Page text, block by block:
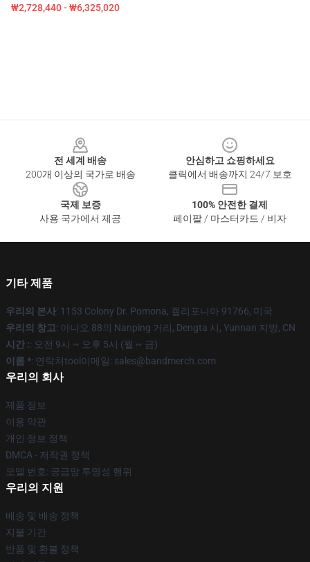
₩2,728,440 - ₩6,325,020
전 세계 배송
200개 이상의 국가로 배송
안심하고 쇼핑하세요
클릭에서 배송까지 24/7 보호
국제 보증
사용 국가에서 제공
100% 안전한 결제
페이팔 / 마스터카드 / 비자
기타 제품
우리의 본사: 1153 Colony Dr. Pomona, 캘리포니아 91766, 미국
우리의 창고: 아니오 88의 Nanping 거리, Dengta 시, Yunnan 지방, CN
시간 :: 오전 9시 ~ 오후 5시 (월 ~ 금)
이름 *: 연락처tool이메일: sales@bandmerch.com
우리의 회사
제품 정보
이용 약관
개인 정보 정책
DMCA - 저작권 정책
모델 번호: 공급망 투명성 행위
우리의 지원
배송 및 배송 정책
지불 기간
반품 및 환불 정책